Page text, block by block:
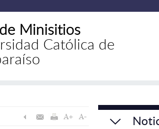
Minisitios
Católica de